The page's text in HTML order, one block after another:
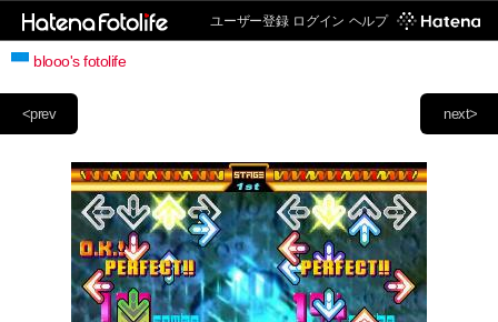
ユーザー登録 ログイン ヘルプ
blooo's fotolife
next>
<prev